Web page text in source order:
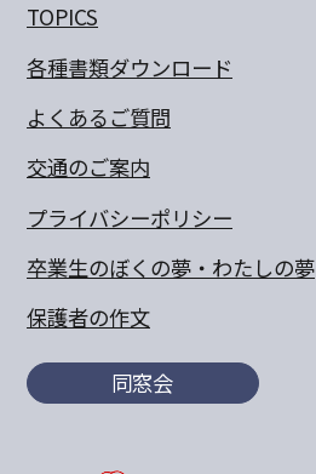
TOPICS
各種書類ダウンロード
よくあるご質問
交通のご案内
プライバシーポリシー
卒業生のぼくの夢・わたしの夢
保護者の作文
同窓会